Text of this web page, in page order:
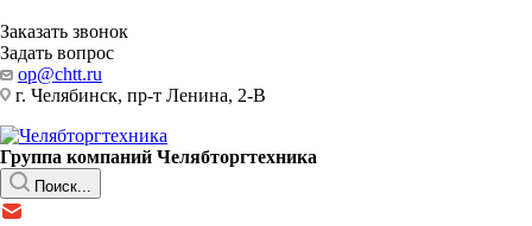
Заказать звонок
Задать вопрос
op@chtt.ru
г. Челябинск, пр-т Ленина, 2-В
Группа компаний Челябторгтехника
Поиск...